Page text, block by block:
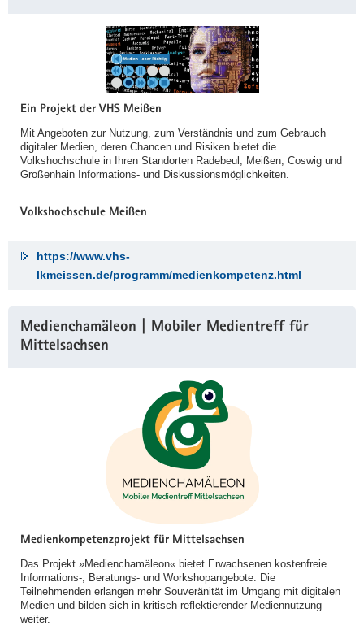
Ein Projekt der VHS Meißen
Mit Angeboten zur Nutzung, zum Verständnis und zum Gebrauch
digitaler Medien, deren Chancen und Risiken bietet die
Volkshochschule in Ihren Standorten Radebeul, Meißen, Coswig und
Großenhain Informations- und Diskussionsmöglichkeiten.
Volkshochschule Meißen
https://www.vhs-
lkmeissen.de/programm/medienkompetenz.html
Medienchamäleon | Mobiler Medientreff für
Mittelsachsen
Medienkompetenzprojekt für Mittelsachsen
Das Projekt »Medienchamäleon« bietet Erwachsenen kostenfreie
Informations-, Beratungs- und Workshopangebote. Die
Teilnehmenden erlangen mehr Souveränität im Umgang mit digitalen
Medien und bilden sich in kritisch-reflektierender Mediennutzung
weiter.